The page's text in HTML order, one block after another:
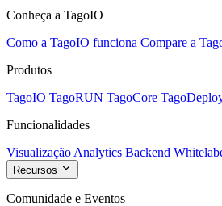
Conheça a TagoIO
Como a TagoIO funciona Compare a
Produtos
TagoIO TagoRUN TagoCore
Funcionalidades
Visualização Analytics Backend
Recursos
Comunidade e Eventos